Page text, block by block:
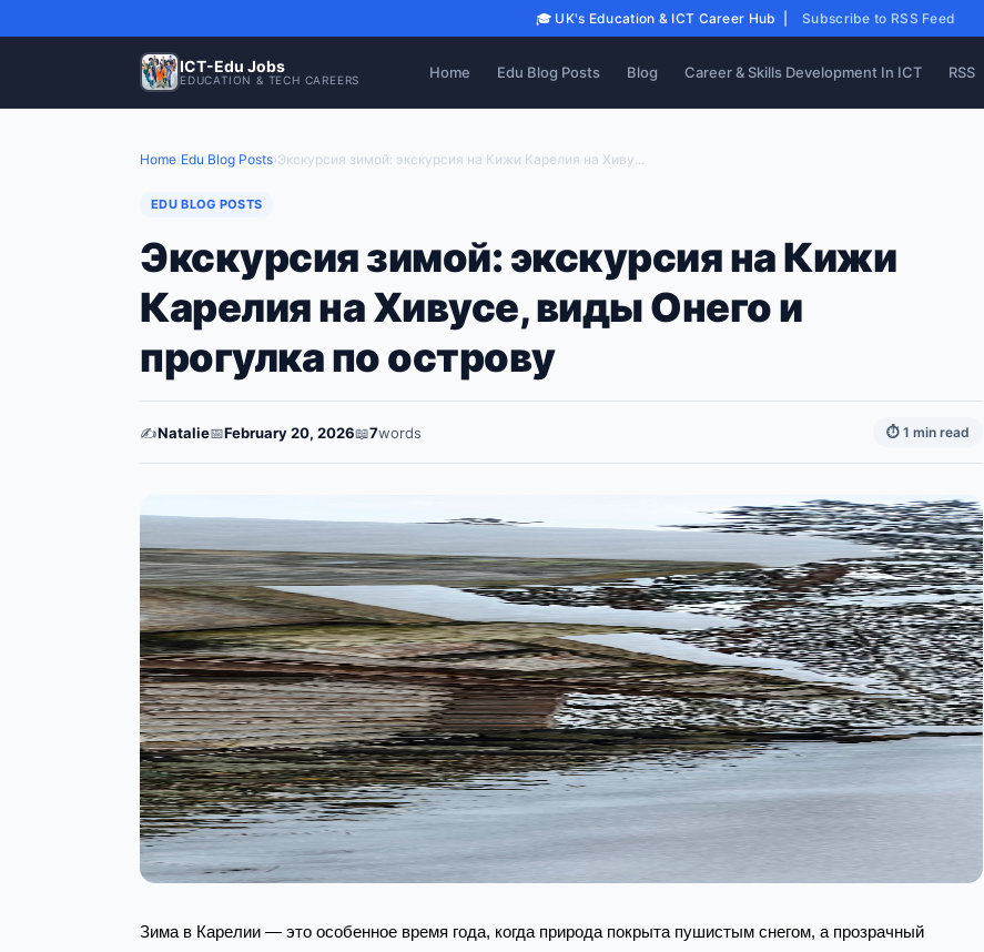
🎓 UK's Education & ICT Career Hub | Subscribe to RSS Feed
ICT-Edu Jobs
EDUCATION & TECH CAREERS Home Edu Blog Posts Blog Career & Skills Development In ICT RSS
Home›Edu Blog Posts›Экскурсия зимой: экскурсия на Кижи Карелия на Хиву...
EDU BLOG POSTS
Экскурсия зимой: экскурсия на Кижи
Карелия на Хивусе, виды Онего и
прогулка по острову
✍️Natalie📅February 20, 2026📖7words ⏱ 1 min read
Зима в Карелии — это особенное время года, когда природа покрыта пушистым снегом, а прозрачный